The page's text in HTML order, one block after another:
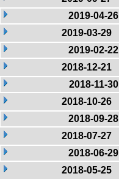
2019-04-26
2019-03-29
2019-02-22
2018-12-21
2018-11-30
2018-10-26
2018-09-28
2018-07-27
2018-06-29
2018-05-25